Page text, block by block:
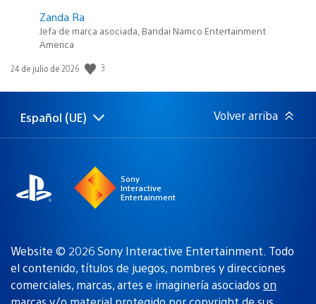
Zanda Ra
Jefa de marca asociada, Bandai Namco Entertainment
America
Fecha
publicación:
24 de julio de 2026 3
Selecciona
Región
Español (UE) Volver arriba
Sony
Interactive
Entertainment
Website © 2026 Sony Interactive Entertainment. Todo
el contenido, títulos de juegos, nombres y direcciones
comerciales, marcas, artes e imaginería asociados on